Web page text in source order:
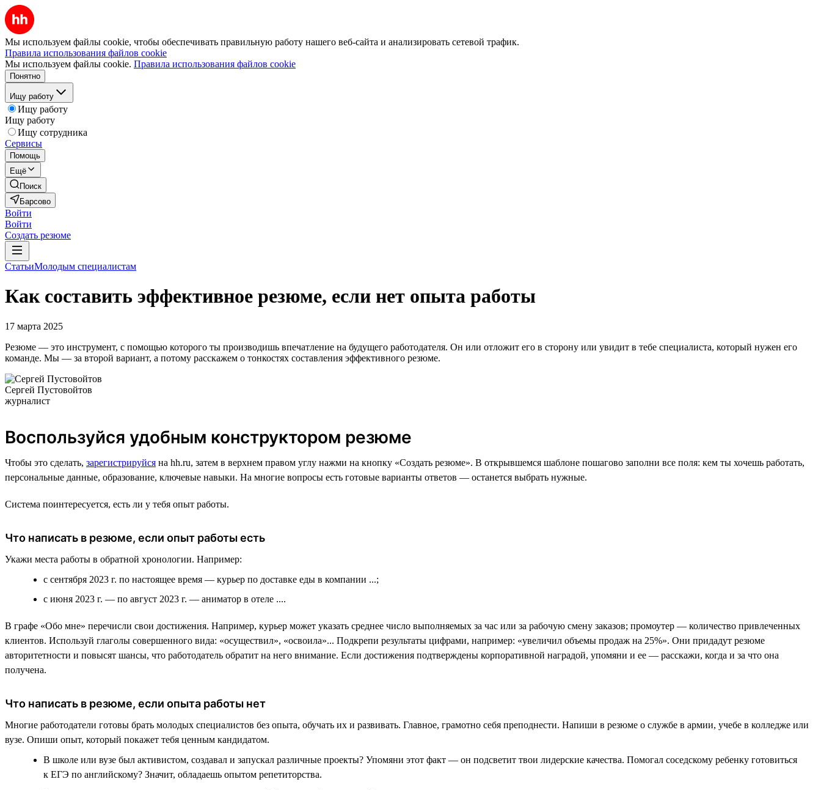
Мы используем файлы cookie, чтобы обеспечивать правильную работу нашего веб-сайта и анализировать сетевой трафик.
Правила использования файлов cookie
Мы используем файлы cookie. Правила использования файлов cookie
Понятно
Ищу работу
Ищу работу
Ищу работу
Ищу сотрудника
Сервисы
Помощь
Ещё
Поиск
Барсово
Войти
Войти
Создать резюме
СтатьиМолодым специалистам
Как составить эффективное резюме, если нет опыта работы
17 марта 2025
Резюме — это инструмент, с помощью которого ты производишь впечатление на будущего работодателя. Он или отложит его в сторону или увидит в тебе специалиста, который нужен его
команде. Мы — за второй вариант, а потому расскажем о тонкостях составления эффективного резюме.
Сергей Пустовойтов
журналист
Воспользуйся удобным конструктором резюме
Чтобы это сделать, зарегистрируйся на hh.ru, затем в верхнем правом углу нажми на кнопку «Создать резюме». В открывшемся шаблоне пошагово заполни все поля: кем ты хочешь работать,
персональные данные, образование, ключевые навыки. На многие вопросы есть готовые варианты ответов — останется выбрать нужные.
Система поинтересуется, есть ли у тебя опыт работы.
Что написать в резюме, если опыт работы есть
Укажи места работы в обратной хронологии. Например:
с сентября 2023 г. по настоящее время — курьер по доставке еды в компании ...;
с июня 2023 г. — по август 2023 г. — аниматор в отеле ....
В графе «Обо мне» перечисли свои достижения. Например, курьер может указать среднее число выполняемых за час или за рабочую смену заказов; промоутер — количество привлеченных
клиентов. Используй глаголы совершенного вида: «осуществил», «освоила»... Подкрепи результаты цифрами, например: «увеличил объемы продаж на 25%». Они придадут резюме
авторитетности и повысят шансы, что работодатель обратит на него внимание. Если достижения подтверждены корпоративной наградой, упомяни и ее — расскажи, когда и за что она
получена.
Что написать в резюме, если опыта работы нет
Многие работодатели готовы брать молодых специалистов без опыта, обучать их и развивать. Главное, грамотно себя преподнести. Напиши в резюме о службе в армии, учебе в колледже или
вузе. Опиши опыт, который покажет тебя ценным кандидатом.
В школе или вузе был активистом, создавал и запускал различные проекты? Упомяни этот факт — он подсветит твои лидерские качества. Помогал соседскому ребенку готовиться
к ЕГЭ по английскому? Значит, обладаешь опытом репетиторства.